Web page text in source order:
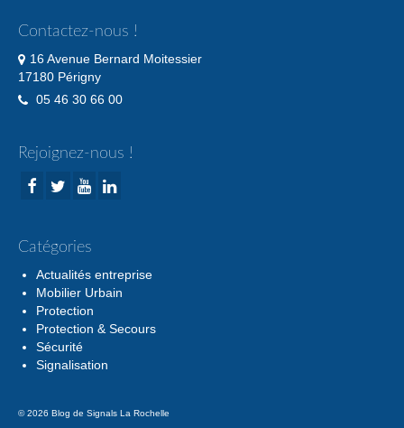
Contactez-nous !
16 Avenue Bernard Moitessier
17180 Périgny
05 46 30 66 00
Rejoignez-nous !
Catégories
Actualités entreprise
Mobilier Urbain
Protection
Protection & Secours
Sécurité
Signalisation
© 2026 Blog de Signals La Rochelle